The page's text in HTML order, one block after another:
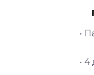
•
• 4